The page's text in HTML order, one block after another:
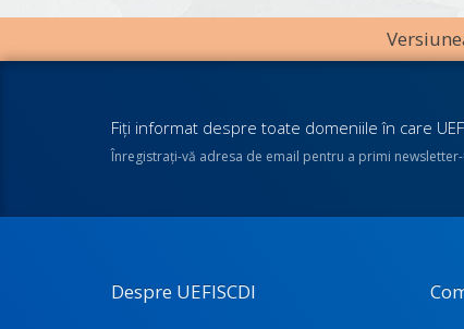
Fiţi informat despre toate domeniile în care
Înregistraţi-vă adresa de email pentru a primi newsletter-
Despre UEFISCDI